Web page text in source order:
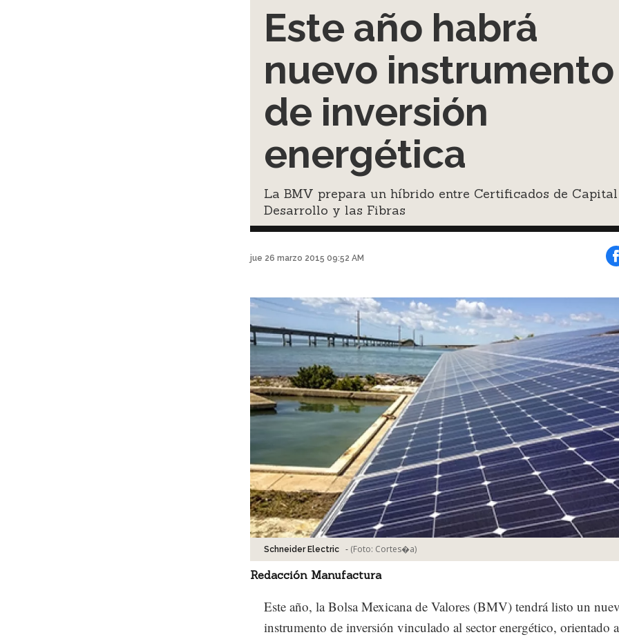
Este año habrá
nuevo instrumento
de inversión
energética
La BMV prepara un híbrido entre Certificados de
Desarrollo y las Fibras
jue 26 marzo 2015 09:52 AM
Schneider Electric - (Foto: Cortes�a)
Redacción Manufactura
Este año, la Bolsa Mexicana de Valores (BMV) tendrá listo un
instrumento de inversión vinculado al sector energético, orientado